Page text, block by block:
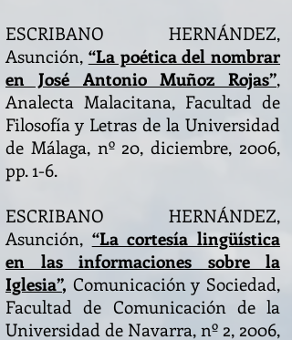
ESCRIBANO HERNÁNDEZ,
Asunción, “La poética del nombrar
en José Antonio Muñoz Rojas”,
Analecta Malacitana, Facultad de
Filosofía y Letras de la Universidad
de Málaga, nº 20, diciembre, 2006,
pp. 1-6.
ESCRIBANO HERNÁNDEZ,
Asunción, “La cortesía lingüística
en las informaciones sobre la
Iglesia”, Comunicación y Sociedad,
Facultad de Comunicación de la
Universidad de Navarra, nº 2, 2006,